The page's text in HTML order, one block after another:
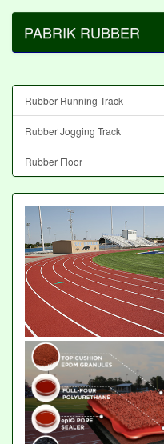
PABRIK RUBBER
Rubber Running Track
Rubber Jogging Track
Rubber Floor